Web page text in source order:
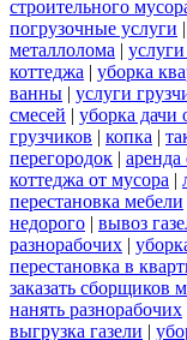
строительного
погрузочные услуги |
металлолома | услуги
коттеджа | уборка
ванны | услуги
смесей | уборка дачи
грузчиков | копка |
перегородок |
коттеджа от мусора |
перестановка мебели
недорого | вывоз
разнорабочих |
перестановка в
заказать сборщиков
нанять разнорабочих
выгрузка газели |